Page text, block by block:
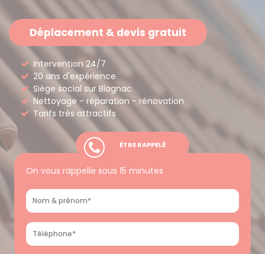
Déplacement & devis gratuit
Intervention 24/7
20 ans d'expérience
Siège social sur Blagnac
Nettoyage - réparation - rénovation
Tarifs très attractifs
ÊTRE RAPPELÉ
On vous rappelle sous 15 minutes